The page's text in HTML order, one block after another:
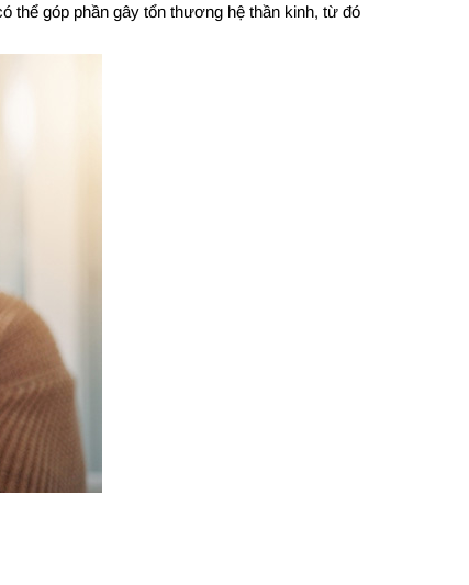
thể góp phần gây tổn thương hệ thần kinh, từ đó